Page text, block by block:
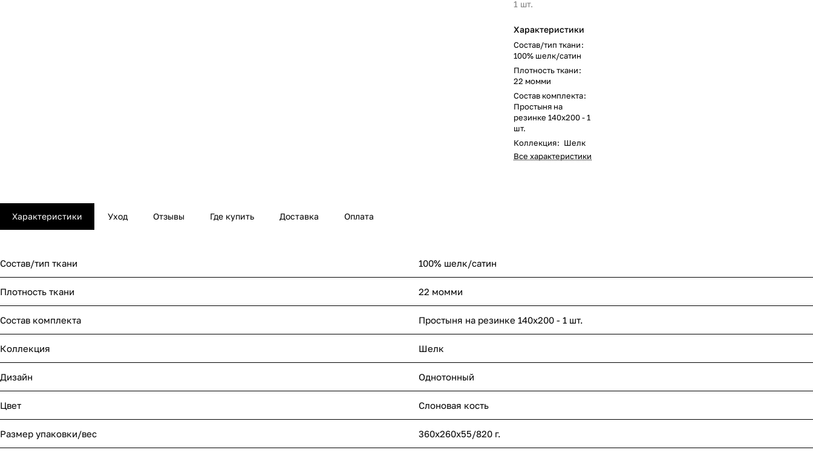
1 шт.
Характеристики
Состав/тип ткани:
100% шелк/сатин
Плотность ткани:
22 момми
Состав комплекта:
Простыня на
резинке 140х200 - 1
шт.
Коллекция: Шелк
Все характеристики
Характеристики Уход Отзывы Где купить Доставка Оплата
Состав/тип ткани 100% шелк/сатин
Плотность ткани 22 момми
Состав комплекта Простыня на резинке 140х200 - 1 шт.
Коллекция Шелк
Дизайн Однотонный
Цвет Слоновая кость
Размер упаковки/вес 360х260х55/820 г.